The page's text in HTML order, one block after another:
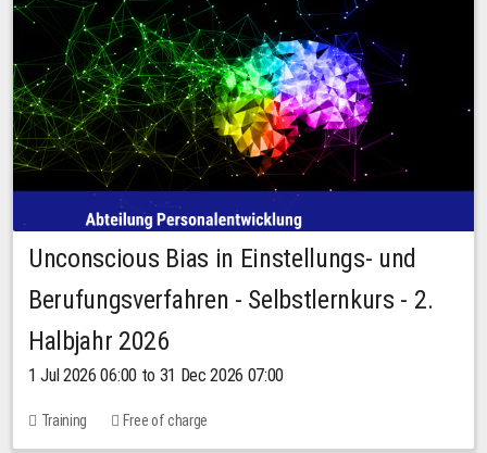
Unconscious Bias in Einstellungs- und
Berufungsverfahren - Selbstlernkurs - 2.
Halbjahr 2026
1 Jul 2026 06:00 to 31 Dec 2026 07:00
Training Free of charge